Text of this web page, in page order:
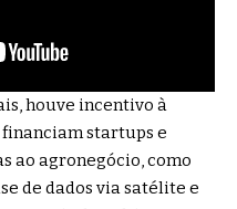
houve incentivo à
startups e
ao agronegócio, como
de dados via satélite e